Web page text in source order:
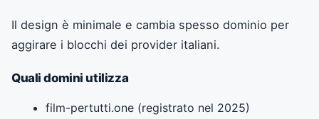
Il design è minimale e cambia spesso dominio per
aggirare i blocchi dei provider italiani.
Quali domini utilizza
film-pertutti.one (registrato nel 2025)